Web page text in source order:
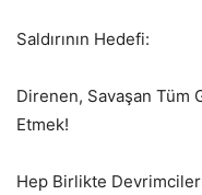
Saldırının Hedefi:
Direnen, Savaşan Tüm
Etmek!
Hep Birlikte